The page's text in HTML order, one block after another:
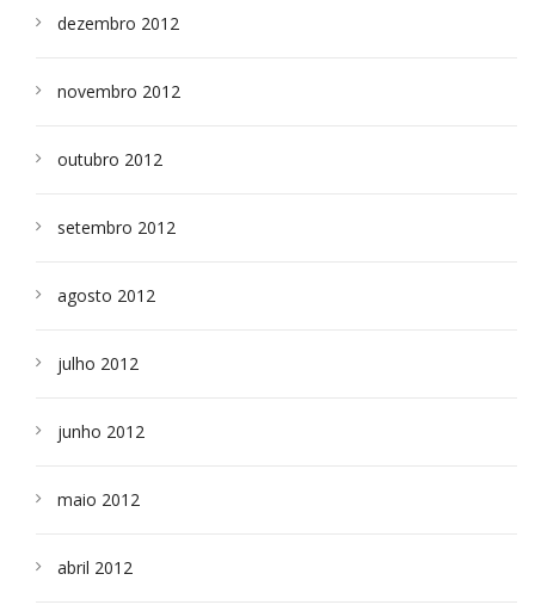
dezembro 2012
novembro 2012
outubro 2012
setembro 2012
agosto 2012
julho 2012
junho 2012
maio 2012
abril 2012